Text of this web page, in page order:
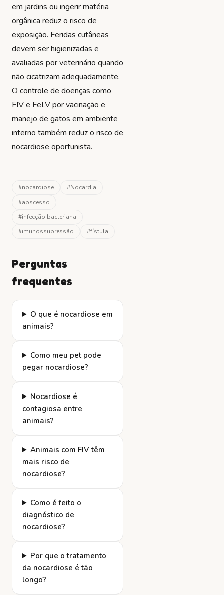
em jardins ou ingerir matéria
orgânica reduz o risco de
exposição. Feridas cutâneas
devem ser higienizadas e
avaliadas por veterinário quando
não cicatrizam adequadamente.
O controle de doenças como
FIV e FeLV por vacinação e
manejo de gatos em ambiente
interno também reduz o risco de
nocardiose oportunista.
#nocardiose #Nocardia
#abscesso
#infecção bacteriana
#imunossupressão #fístula
Perguntas
frequentes
O que é nocardiose em
animais?
Como meu pet pode
pegar nocardiose?
Nocardiose é
contagiosa entre
animais?
Animais com FIV têm
mais risco de
nocardiose?
Como é feito o
diagnóstico de
nocardiose?
Por que o tratamento
da nocardiose é tão
longo?